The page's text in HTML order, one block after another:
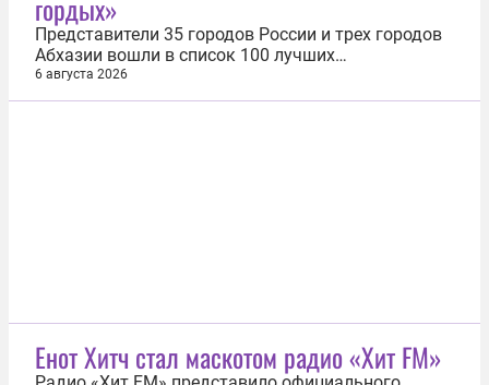
гордых»
Представители 35 городов России и трех городов
Абхазии вошли в список 100 лучших
исполнителей. Отбор проводил экспертный совет
международного конкурса «Музыка гордых».
6 августа 2026
Енот Хитч стал маскотом радио «Хит FM»